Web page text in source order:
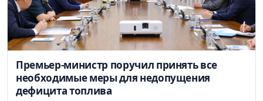
Премьер-министр поручил принять все
необходимые меры для недопущения
дефицита топлива